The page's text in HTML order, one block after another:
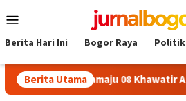
to
Menu
Berita Hari Ini Bogor Raya Politik
Berita Utama
Sukamaju 08 Khawatir Ambruk